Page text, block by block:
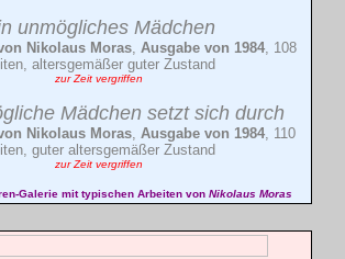
unmögliches Mädchen
Nikolaus Moras, Ausgabe von 1984, 108
altersgemäßer guter Zustand
zur Zeit vergriffen
Mädchen setzt sich durch
Nikolaus Moras, Ausgabe von 1984, 110
guter altersgemäßer Zustand
zur Zeit vergriffen
Galerie mit typischen Arbeiten von Nikolaus Moras